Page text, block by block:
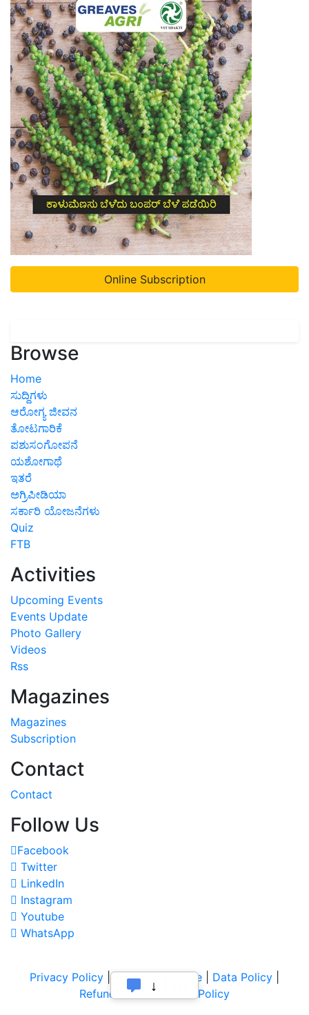
Online Subscription
Browse
Home
ಸುದ್ದಿಗಳು
ಆರೋಗ್ಯ ಜೀವನ
ತೋಟಗಾರಿಕೆ
ಪಶುಸಂಗೋಪನೆ
ಯಶೋಗಾಥೆ
ಇತರೆ
ಅಗ್ರಿಪೀಡಿಯಾ
ಸರ್ಕಾರಿ ಯೋಜನೆಗಳು
Quiz
FTB
Activities
Upcoming Events
Events Update
Photo Gallery
Videos
Rss
Magazines
Magazines
Subscription
Contact
Contact
Follow Us
Facebook
Twitter
LinkedIn
Instagram
Youtube
WhatsApp
Privacy Policy |Terms of Service Data Policy
Refund & Cancellation Policy